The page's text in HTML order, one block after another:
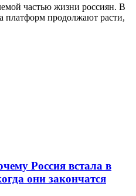
частью жизни россиян. В
платформ продолжают расти,
Россия встала в
они закончатся